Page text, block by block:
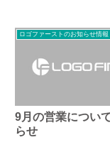
ロゴファーストのお知らせ情報
9月の営業につい
らせ